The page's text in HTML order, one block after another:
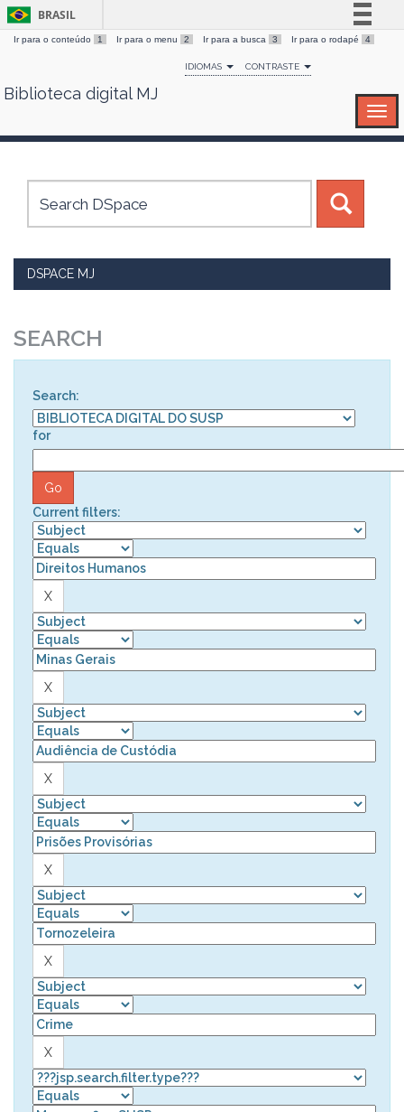
Skip
BRASIL
Simplifique!
Comunica BR
Canais
Ir para o conteúdo 1 Ir para o menu 2 Ir para a busca 3 Ir para o rodapé 4
IDIOMAS CONTRASTE
Biblioteca digital MJ
DSPACE MJ
SEARCH
Search:
for
Current filters: